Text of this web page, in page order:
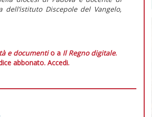
Discepole del Vangelo,
e documentio a Il Regno digitale.
abbonato. Accedi.